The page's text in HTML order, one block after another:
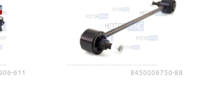
611 8450006750-88